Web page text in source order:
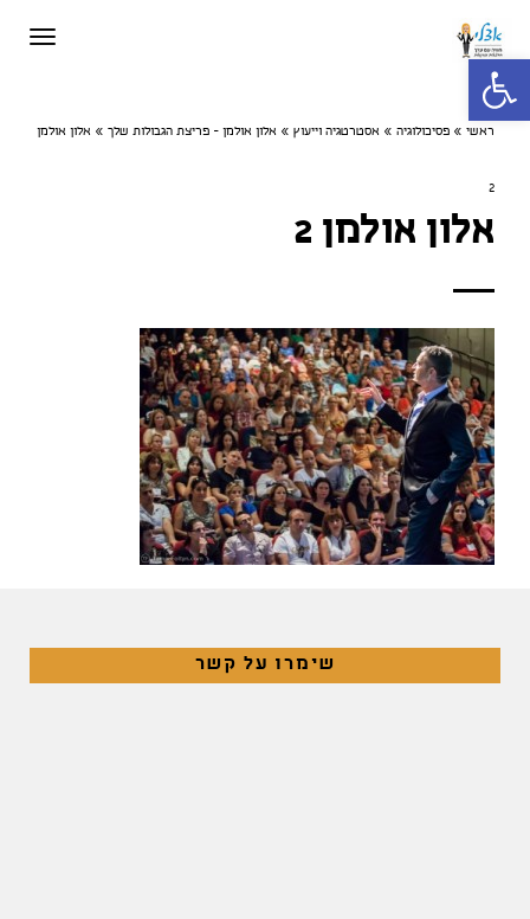
פתח סרגל נגישות
ראשי » פסיכולוגיה » אסטרטגיה וייעוץ » אלון אולמן - פריצת הגבולות שלך » אלון אולמן
2
אלון אולמן 2
שימרו על קשר